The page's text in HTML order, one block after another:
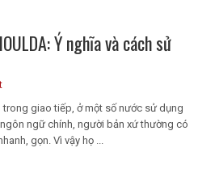
Ý nghĩa và cách sử
trong giao tiếp, ở một số nước sử dụng
ngữ chính, người bản xứ thường có
gọn. Vì vậy họ ...